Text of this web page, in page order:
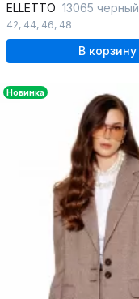
ELLETTO 13065 черный
42, 44, 46, 48
В корзину
Новинка